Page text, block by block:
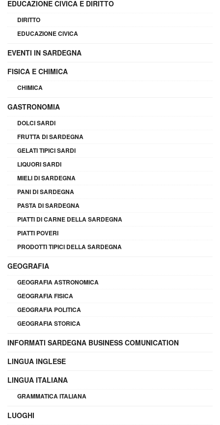
EDUCAZIONE CIVICA E DIRITTO
DIRITTO
EDUCAZIONE CIVICA
EVENTI IN SARDEGNA
FISICA E CHIMICA
CHIMICA
GASTRONOMIA
DOLCI SARDI
FRUTTA DI SARDEGNA
GELATI TIPICI SARDI
LIQUORI SARDI
MIELI DI SARDEGNA
PANI DI SARDEGNA
PASTA DI SARDEGNA
PIATTI DI CARNE DELLA SARDEGNA
PIATTI POVERI
PRODOTTI TIPICI DELLA SARDEGNA
GEOGRAFIA
GEOGRAFIA ASTRONOMICA
GEOGRAFIA FISICA
GEOGRAFIA POLITICA
GEOGRAFIA STORICA
INFORMATI SARDEGNA BUSINESS COMUNICATION
LINGUA INGLESE
LINGUA ITALIANA
GRAMMATICA ITALIANA
LUOGHI